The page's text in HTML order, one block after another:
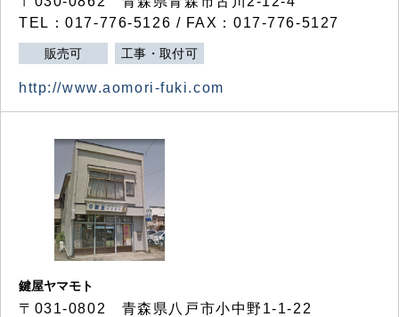
TEL：017-776-5126 / FAX：017-776-5127
販売可 工事・取付可
http://www.aomori-fuki.com
鍵屋ヤマモト
〒031-0802 青森県八戸市小中野1-1-22